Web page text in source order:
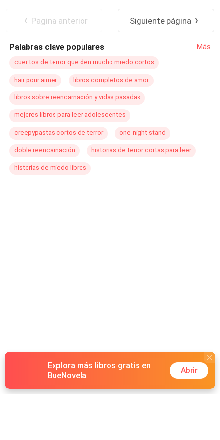
de los que permiten pérdidas. Él asegura que no puede
abandona al jefe.
Segunda Oportunidad Relación Retorcida
Pagina anterior Siguiente página
Palabras clave populares Más
cuentos de terror que den mucho miedo cortos
haïr pour aimer libros completos de amor
libros sobre reencarnación y vidas pasadas
mejores libros para leer adolescentes
creepypastas cortos de terror one-night stand
doble reencarnación historias de terror cortas para leer
historias de miedo libros
Explora más libros gratis en
BueNovela
Abrir